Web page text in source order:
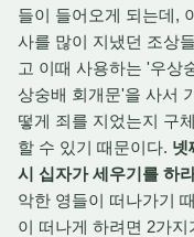
들이 들어오게 되는데,
사를 많이 지냈던 조상
고 이때 사용하는 '우상
상숭배 회개문'을 사서
떻게 죄를 지었는지 구
할 수 있기 때문이다. 넷
시 십자가 세우기를 하
악한 영들이 떠나가기
이 떠나게 하려면 2가